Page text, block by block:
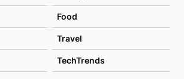
Food
Travel
TechTrends